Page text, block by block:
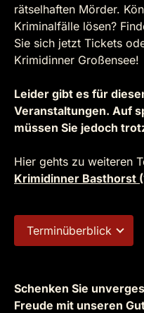
rätselhaften Mörder.
Kriminalfälle lösen?
Sie sich jetzt Tickets
Krimidinner Großensee!
Leider gibt es für
Veranstaltungen. Auf
müssen Sie jedoch
Hier gehts zu weiteren
Krimidinner Basthorst
Terminüberblick
Schenken Sie
Freude mit unseren